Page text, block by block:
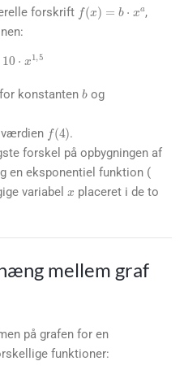
forskrift
,
⋅x1,5
konstanten og
f(4.
forskel på opbygningen af
en eksponentiel funktion (
variabel
x
placeret i de to
mellem graf
på grafen for en
funktioner: